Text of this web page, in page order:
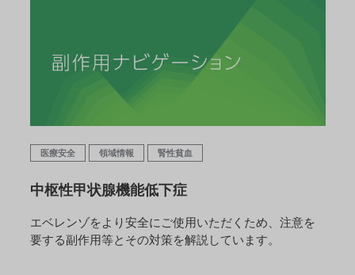
医療安全 領域情報 腎性貧血
中枢性甲状腺機能低下症
エベレンゾをより安全にご使用いただくため、注意を
要する副作用等とその対策を解説しています。